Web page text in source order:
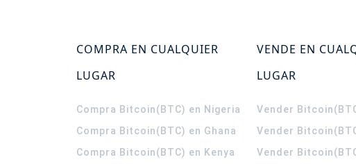
COMPRA EN CUALQUIER
LUGAR
Compra Bitcoin(BTC) en Nigeria
Compra Bitcoin(BTC) en Ghana
Compra Bitcoin(BTC) en Kenya
VENDE EN
LUGAR
Vender
Vender
Vender